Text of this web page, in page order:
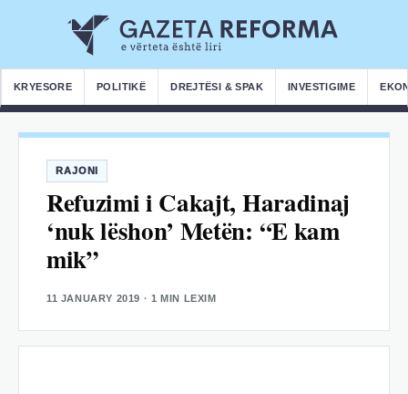
KRYESORE POLITIKË DREJTËSI & SPAK INVESTIGIME
RAJONI
Refuzimi i Cakajt, Haradinaj
‘nuk lëshon’ Metën: “E kam
mik”
11 JANUARY 2019 · 1 MIN LEXIM